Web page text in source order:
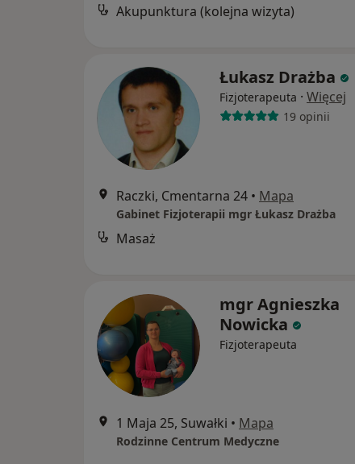
Akupunktura (kolejna wizyta)
Łukasz Drażba
Fizjoterapeuta · Więcej
19 opinii
Raczki, Cmentarna 24 • Mapa
Gabinet Fizjoterapii mgr Łukasz Drażba
Masaż
mgr Agnieszka
Nowicka
Fizjoterapeuta
1 Maja 25, Suwałki • Mapa
Rodzinne Centrum Medyczne